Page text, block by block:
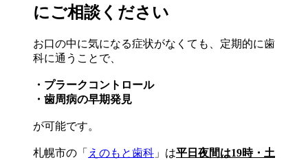
にご相談ください
お口の中に気になる症状がなくても、定期的に歯
科に通うことで、
・プラークコントロール
・歯周病の早期発見
が可能です。
札幌市の「 えのもと歯科 」は平日夜間は19時・土